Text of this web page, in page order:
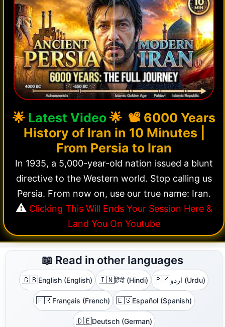
🌟 Latest Video 🌟 📽️ 6000 Years
History of Iran in 10 Minutes |
From Persia to Iran
In 1935, a 5,000-year-old nation issued a blunt
directive to the Western world. Stop calling us
Persia. From now on, use our true name: Iran.
⚠️ Clicking This Will Ends Your Session Here &
Land You On Youtube
📖 Read in other languages
🇬🇧English (English) 🇮🇳हिंदी (Hindi) 🇵🇰 اردو (Urdu)
🇫🇷Français (French) 🇪🇸Español (Spanish)
🇩🇪Deutsch (German)